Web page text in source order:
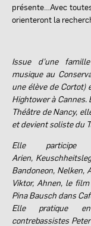
présente…Avec
orienteront la
Issue d’une
musique au
une élève de Cortot)
Hightower à Cannes.
Théâtre de Nancy,
et devient soliste du
Elle participe
Arien,
Bandoneon, Nelken,
Viktor, Ahnen, le
Pina Bausch dans
Elle pratique
contrebassistes